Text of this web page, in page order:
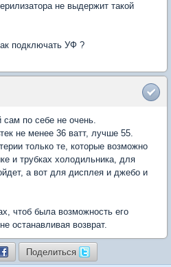
не выдержит такой
подключать УФ ?
по себе не очень.
не менее 36 ватт, лучше 55.
только те, которые возможно
и трубках холодильника, для
а вот для дисплея и джебо и
чтоб была возможность его
останавливая возврат.
Поделиться